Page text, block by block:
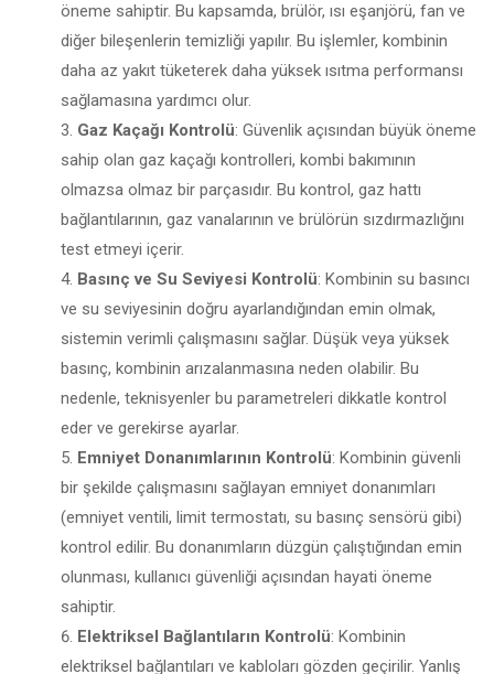
öneme sahiptir. Bu kapsamda, brülör, ısı eşanjörü, fan ve
diğer bileşenlerin temizliği yapılır. Bu işlemler, kombinin
daha az yakıt tüketerek daha yüksek ısıtma performansı
sağlamasına yardımcı olur.
Gaz Kaçağı Kontrolü: Güvenlik açısından büyük öneme
sahip olan gaz kaçağı kontrolleri, kombi bakımının
olmazsa olmaz bir parçasıdır. Bu kontrol, gaz hattı
bağlantılarının, gaz vanalarının ve brülörün sızdırmazlığını
test etmeyi içerir.
Basınç ve Su Seviyesi Kontrolü: Kombinin su basıncı
ve su seviyesinin doğru ayarlandığından emin olmak,
sistemin verimli çalışmasını sağlar. Düşük veya yüksek
basınç, kombinin arızalanmasına neden olabilir. Bu
nedenle, teknisyenler bu parametreleri dikkatle kontrol
eder ve gerekirse ayarlar.
Emniyet Donanımlarının Kontrolü: Kombinin güvenli
bir şekilde çalışmasını sağlayan emniyet donanımları
(emniyet ventili, limit termostatı, su basınç sensörü gibi)
kontrol edilir. Bu donanımların düzgün çalıştığından emin
olunması, kullanıcı güvenliği açısından hayati öneme
sahiptir.
Elektriksel Bağlantıların Kontrolü: Kombinin
elektriksel bağlantıları ve kabloları gözden geçirilir. Yanlış